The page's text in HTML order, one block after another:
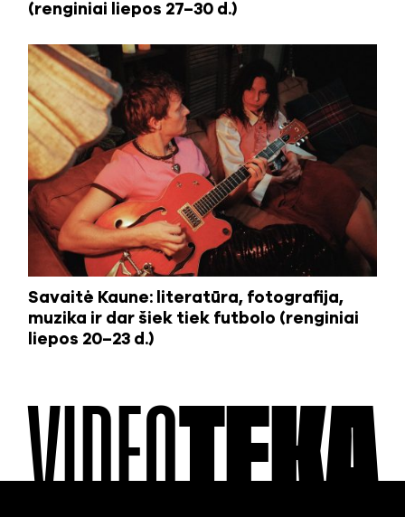
(renginiai liepos 27–30 d.)
Savaitė Kaune: literatūra, fotografija,
muzika ir dar šiek tiek futbolo (renginiai
liepos 20–23 d.)
VIDEOTEKA